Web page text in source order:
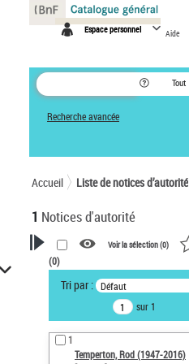
Espace personnel Aide
Tout
Recherche avancée
Accueil Liste de notices d’autorité
1 Notices d'autorité
VOTRE RECHERCHE
Recherche avancée dans les
notices d’autorité
Œuvres liées à l'auteur :
Temperton, Rod (1947-2016)
Voir la sélection (0)
(0)
Tri par : Défaut
sur 1
1
Temperton, Rod (1947-2016)
Panneau de gestion des cookies